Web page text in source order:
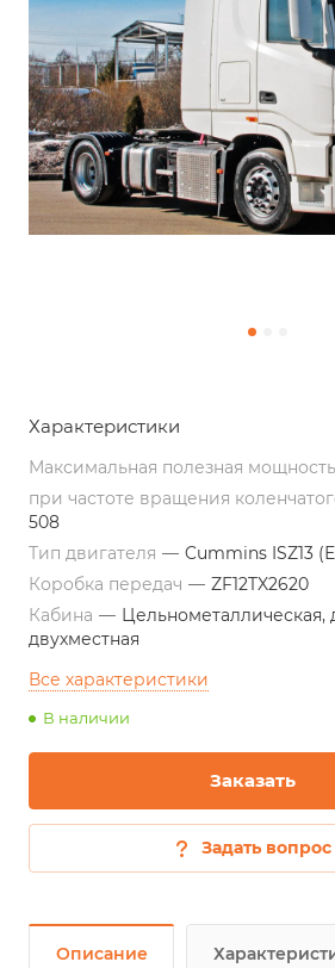
Характеристики
Максимальная полезная
при частоте вращения
508
Тип двигателя — Cummins ISZ13
Коробка передач — ZF12TX2620
Кабина — Цельнометаллическая,
двухместная
Все характеристики
В наличии
Заказать
Задать вопрос
Описание